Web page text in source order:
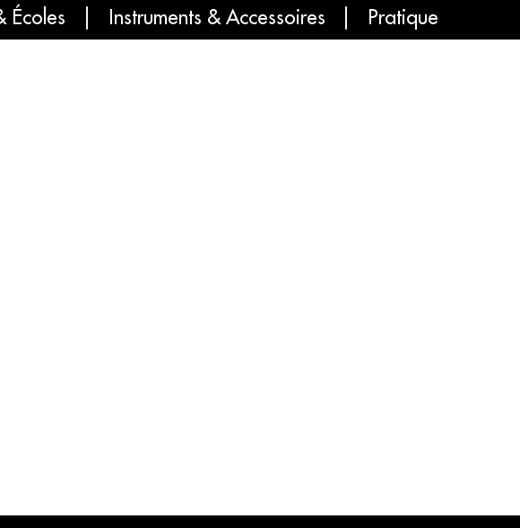
Écoles Instruments & Accessoires Pratique
International